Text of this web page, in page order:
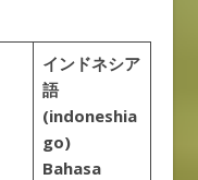
インドネシア
語
(indoneshia
go)
Bahasa